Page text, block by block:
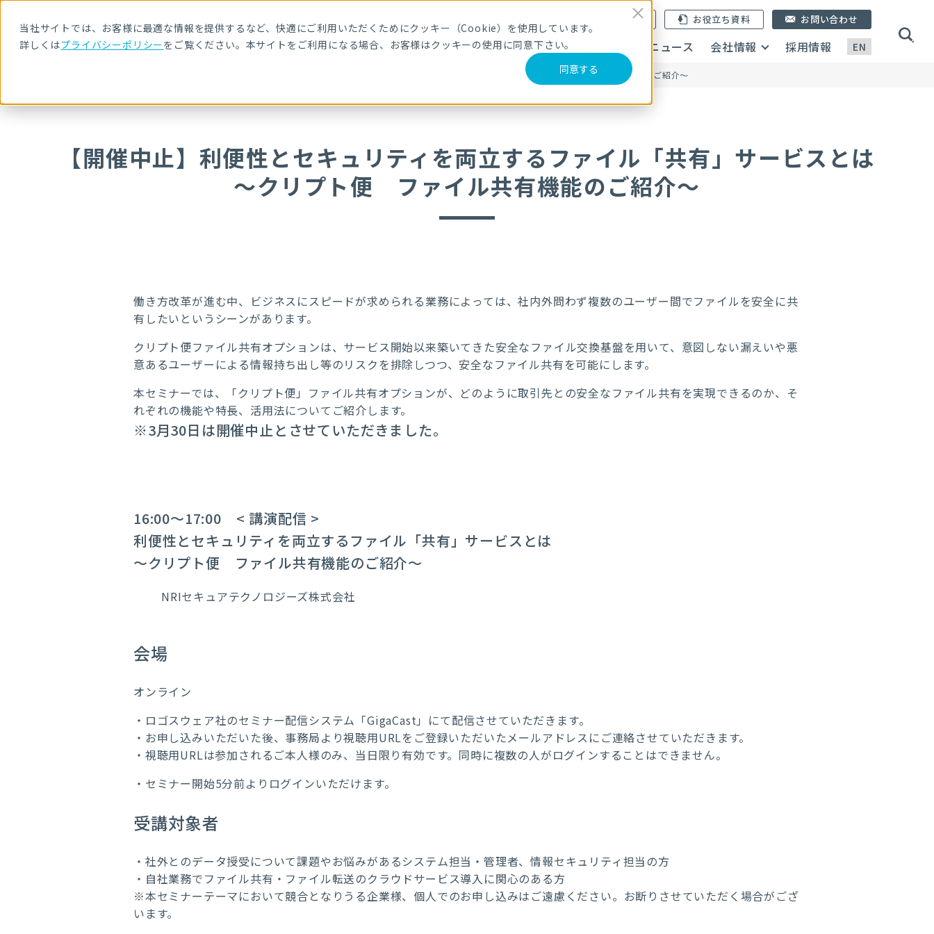
当社サイトでは、お客様に最適な情報を提供するなど、快適にご利用いただくためにクッキー（Cookie）を使用しています。
詳しくはプライバシーポリシーをご覧ください。本サイトをご利用になる場合、お客様はクッキーの使用に同意下さい。
同意する
EN
メールマガジン登録 お役立ち資料
サービス・製品 導入事例 セミナー ブログ ニュース 会社情報 採用情報
お問い合わせ
【開催中止】利便性とセキュリティを両立するファイル「共有」サービスとは ～クリプト便 ファイル共有機能のご紹介～
【開催中止】利便性とセキュリティを両立するファイル「共有」サービスとは
～クリプト便 ファイル共有機能のご紹介～
働き方改革が進む中、ビジネスにスピードが求められる業務によっては、社内外問わず複数のユーザー間でファイルを安全に共
有したいというシーンがあります。
クリプト便ファイル共有オプションは、サービス開始以来築いてきた安全なファイル交換基盤を用いて、意図しない漏えいや悪
意あるユーザーによる情報持ち出し等のリスクを排除しつつ、安全なファイル共有を可能にします。
本セミナーでは、「クリプト便」ファイル共有オプションが、どのように取引先との安全なファイル共有を実現できるのか、そ
れぞれの機能や特長、活用法についてご紹介します。
※3月30日は開催中止とさせていただきました。
16:00～17:00 < 講演配信 >
利便性とセキュリティを両立するファイル「共有」サービスとは
～クリプト便 ファイル共有機能のご紹介～
NRIセキュアテクノロジーズ株式会社
会場
オンライン
・ロゴスウェア社のセミナー配信システム「GigaCast」にて配信させていただきます。
・お申し込みいただいた後、事務局より視聴用URLをご登録いただいたメールアドレスにご連絡させていただきます。
・視聴用URLは参加されるご本人様のみ、当日限り有効です。同時に複数の人がログインすることはできません。
・セミナー開始5分前よりログインいただけます。
受講対象者
・社外とのデータ授受について課題やお悩みがあるシステム担当・管理者、情報セキュリティ担当の方
・自社業務でファイル共有・ファイル転送のクラウドサービス導入に関心のある方
※本セミナーテーマにおいて競合となりうる企業様、個人でのお申し込みはご遠慮ください。お断りさせていただく場合がござ
います。